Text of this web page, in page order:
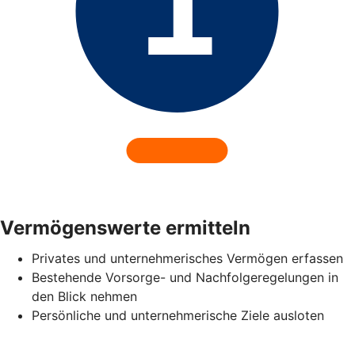
Vermögenswerte ermitteln
Privates und unternehmerisches Vermögen erfassen
Bestehende Vorsorge- und Nachfolgeregelungen in
den Blick nehmen
Persönliche und unternehmerische Ziele ausloten